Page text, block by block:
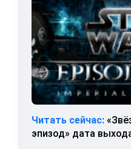
Читать сейчас:
эпизод» дата